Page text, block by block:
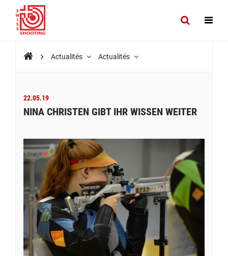
Actualités Actualités
22.05.19
NINA CHRISTEN GIBT IHR WISSEN WEITER